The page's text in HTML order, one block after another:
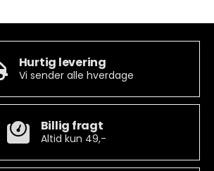
Hurtig levering
Vi sender alle hverdage
Billig fragt
Altid kun 49,-